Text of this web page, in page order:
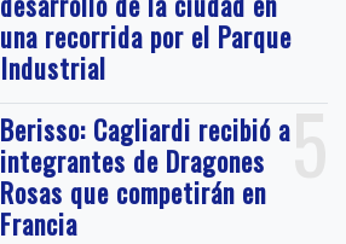
una recorrida por el Parque
Industrial
5
Berisso: Cagliardi recibió a
integrantes de Dragones
Rosas que competirán en
Francia